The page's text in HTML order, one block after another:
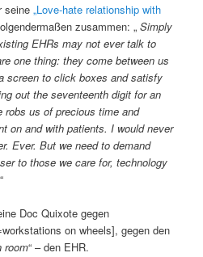
seine„Love-hate relationship with
zusammen: „ Simply
EHRs may not ever talk to
one thing: they come between us
screen to click boxes and satisfy
out the seventeenth digit for an
us of precious time and
on and with patients. I would never
Ever. But we need to demand
to those we care for, technology
Doc Quixote gegen
on wheels], gegen den
room“ – den EHR.